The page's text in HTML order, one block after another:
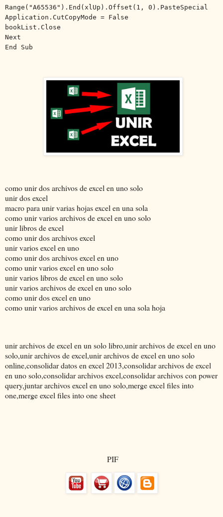
Range("A65536").End(xlUp).Offset(1, 0).PasteSpecial
Application.CutCopyMode = False
bookList.Close
Next
End Sub
como unir dos archivos de excel en uno solo
unir dos excel
macro para unir varias hojas excel en una sola
como unir varios archivos de excel en uno solo
unir libros de excel
como unir dos archivos excel
unir varios excel en uno
como unir dos archivos excel en uno
como unir varios excel en uno solo
unir varios libros de excel en uno solo
unir varios archivos de excel en uno solo
como unir dos excel en uno
como unir varios archivos de excel en una sola hoja
unir archivos de excel en un solo libro,unir archivos de excel en uno
solo,unir archivos de excel,unir archivos de excel en uno solo
online,consolidar datos en excel 2013,consolidar archivos de excel
en uno solo,consolidar archivos excel,consolidar archivos con power
query,juntar archivos excel en uno solo,merge excel files into
one,merge excel files into one sheet
PIF